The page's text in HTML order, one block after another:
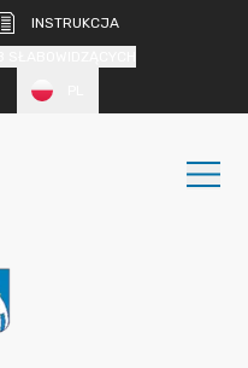
INSTRUKCJA